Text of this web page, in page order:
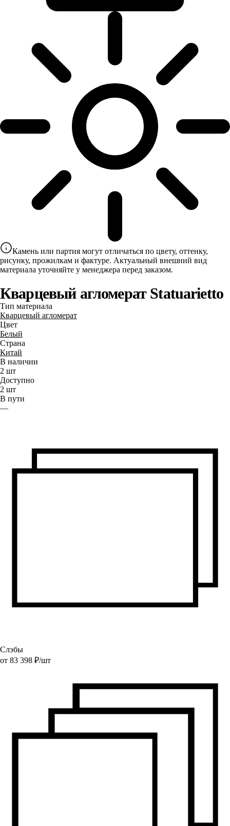
Камень или партия могут отличаться по цвету, оттенку,
рисунку, прожилкам и фактуре. Актуальный внешний вид
материала уточняйте у менеджера перед заказом.
Кварцевый агломерат Statuarietto
Тип материала
Кварцевый агломерат
Цвет
Белый
Страна
Китай
В наличии
2 шт
Доступно
2 шт
В пути
—
Слэбы
от 83 398 ₽/шт